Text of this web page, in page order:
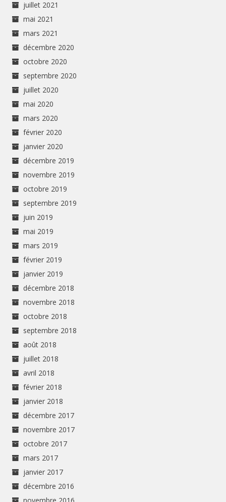
juillet 2021
mai 2021
mars 2021
décembre 2020
octobre 2020
septembre 2020
juillet 2020
mai 2020
mars 2020
février 2020
janvier 2020
décembre 2019
novembre 2019
octobre 2019
septembre 2019
juin 2019
mai 2019
mars 2019
février 2019
janvier 2019
décembre 2018
novembre 2018
octobre 2018
septembre 2018
août 2018
juillet 2018
avril 2018
février 2018
janvier 2018
décembre 2017
novembre 2017
octobre 2017
mars 2017
janvier 2017
décembre 2016